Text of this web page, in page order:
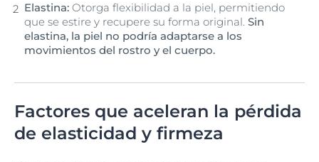
Elastina: Otorga flexibilidad a la piel, permitiendo
que se estire y recupere su forma original. Sin
elastina, la piel no podría adaptarse a los
movimientos del rostro y el cuerpo.
Factores que aceleran la pérdida
de elasticidad y firmeza